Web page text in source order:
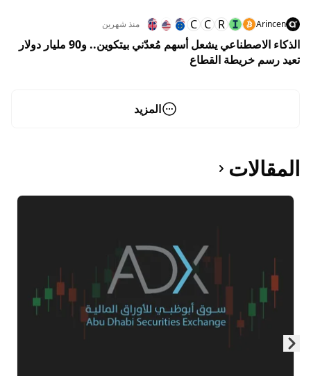
Arincen
R
C
C منذ شهرين
الذكاء الاصطناعي يشعل أسهم مُعدّني بيتكوين.. و90 مليار دولار
تعيد رسم خريطة القطاع
المزيد
المقالات